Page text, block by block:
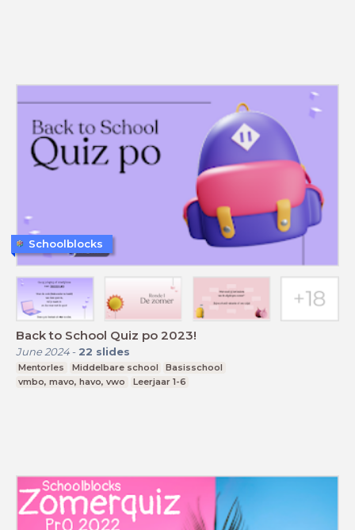
Back to School Quiz po 2023!
June 2024- 22 slides
Mentorles Middelbare school
Basisschool
vmbo, mavo, havo, vwo
Leerjaar 1-6
Schoolblocks